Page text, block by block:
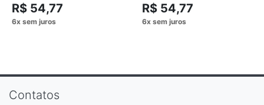
R$ 54,77 R$ 54,77
Contatos